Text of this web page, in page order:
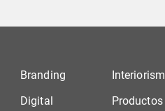
Branding
Digital
Productos